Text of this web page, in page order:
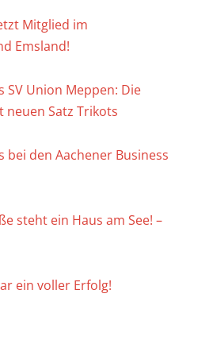
Mitglied im
Emsland!
SV Union Meppen: Die
neuen Satz Trikots
bei den Aachener Business
steht ein Haus am See! –
ein voller Erfolg!